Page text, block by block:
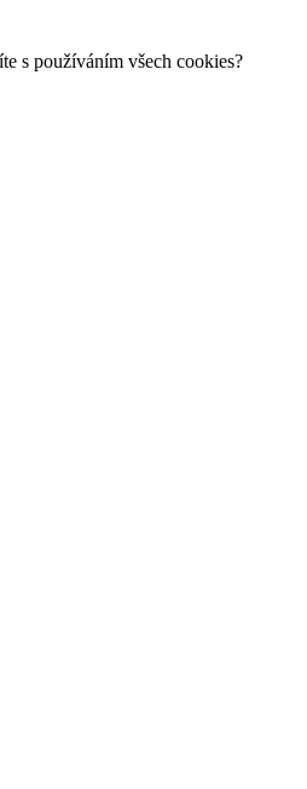
s používáním všech cookies?